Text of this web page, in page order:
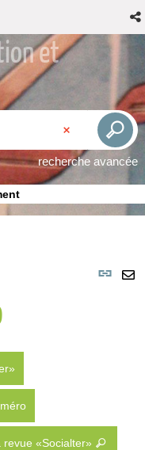
et
recherche avancée
«Socialter»